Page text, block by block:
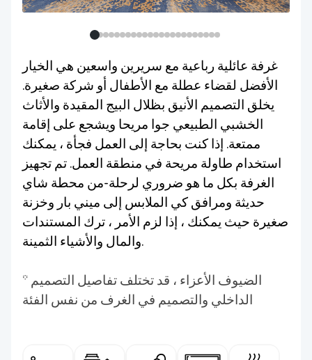
غرفة عائلية رباعية مع سريرين واسعين هي الخيار
الأفضل لقضاء عطلة مع الأطفال أو شركة صغيرة.
يخلق التصميم الأنيق بظلال البيج المقيدة والأثاث
الخشبي الطبيعي جوا مريحا ويشجع على إقامة
ممتعة. إذا كنت بحاجة إلى العمل فجأة ، يمكنك
استخدام طاولة مريحة في منطقة العمل. تم تجهيز
الغرفة بكل ما هو ضروري لرحلة-من محطة شاي
حديثة ومرافق كي الملابس إلى ميني بار وخزنة
صغيرة حيث يمكنك ، إذا لزم الأمر ، ترك المستندات
والمال والأشياء الثمينة.
* الضيوف الأعزاء ، قد تختلف تفاصيل التصميم
الداخلي والتصميم في الغرف من نفس الفئة